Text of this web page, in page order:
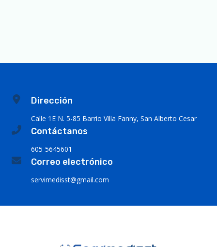
Dirección
Calle 1E N. 5-85 Barrio Villa Fanny, San Alberto Cesar
Contáctanos
605-5645601
Correo electrónico
servimedisst@gmail.com